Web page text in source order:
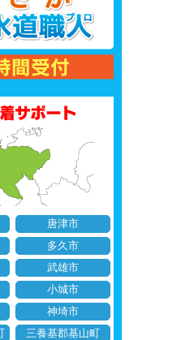
唐津市
多久市
武雄市
小城市
神埼市
三養基郡基山町